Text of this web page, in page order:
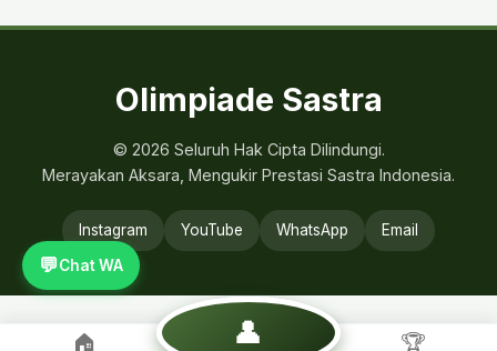
Olimpiade Sastra
© 2026 Seluruh Hak Cipta Dilindungi.
Merayakan Aksara, Mengukir Prestasi Sastra Indonesia.
Instagram YouTube WhatsApp Email
💬Chat WA
🏠 👤 🏆